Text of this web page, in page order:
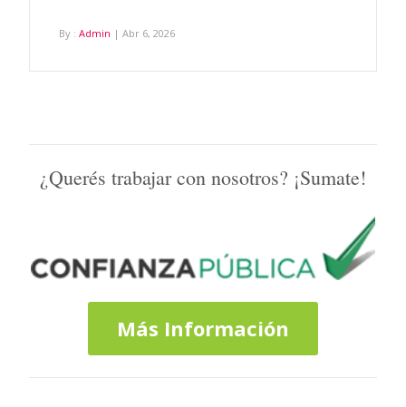
By : Admin | Abr 6, 2026
¿Querés trabajar con nosotros? ¡Sumate!
Más Información